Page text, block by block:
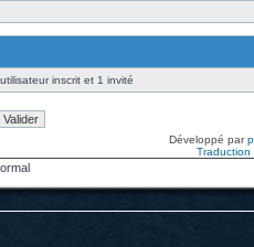
inscrit et 1 invité
Développé par
Traduction